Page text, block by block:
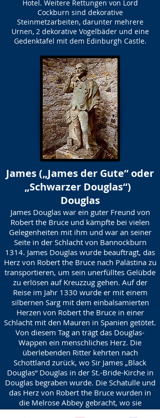
Hotel. Weitere Rettungen von Lord
Cockburn sind dekorative
Steinmetzarbeiten, darunter mehrere
Urnen, 2 dekorative Vogelbäder und eine
Gedenktafel mit dem Edinburgh Castle.
James („James der Gute“ oder
„Schwarzer Douglas“)
Douglas
James Douglas war ein guter Freund von
Robert the Bruce und kämpfte bei vielen
Gelegenheiten mit ihm und war an seiner
Seite in der Schlacht von Bannockburn
1314. James Douglas wurde beauftragt, das
Herz von Robert the Bruce nach Palästina zu
transportieren, um sein unerfülltes Gelübde
zu erlösen auf Kreuzzug gehen. Auf der
Reise im Jahr 1330 wurde er mit einem
silbernen Sarg mit dem einbalsamierten
Herzen von Robert the Bruce in einer
Schlacht mit den Mauren in Spanien getötet.
Von diesem Tag an trägt das Douglas-
Wappen ein menschliches Herz. Die
überlebenden Ritter kehrten nach
Schottland zurück, wo Sir James „Black
Douglas“ Douglas in der St.-Bride-Kirche in
Douglas begraben wurde. Die Schatulle und
das Herz von Robert the Bruce wurden in
die Melrose Abbey gebracht, wo sie
aufbewahrt werden.